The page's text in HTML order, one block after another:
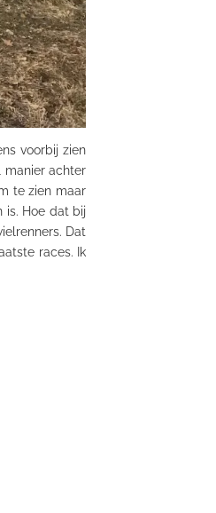
voorbij zien
manier achter
te zien maar
is. Hoe dat bij
Dat
races. Ik